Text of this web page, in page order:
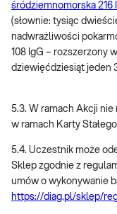
śródziemnomorska 216
(słownie: tysiąc
nadwrażliwości
108 IgG – rozszerzony
dziewięćdziesiąt jeden
5.3. W ramach Akcji nie
w ramach Karty
5.4. Uczestnik może
Sklep zgodnie z
umów o wykonywanie
https://diag.pl/sklep/